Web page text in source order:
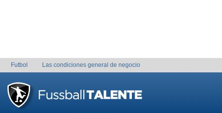
Futbol Las condiciones general de negocio